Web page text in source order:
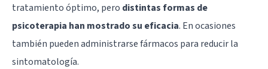
tratamiento óptimo, pero distintas formas de
psicoterapia han mostrado su eficacia. En ocasiones
también pueden administrarse fármacos para reducir la
sintomatología.